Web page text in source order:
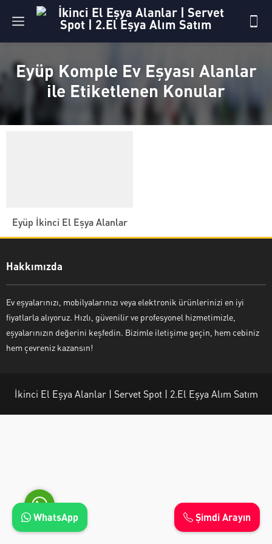
Eyüp Komple Ev Eşyası Alanlar
ile Etiketlenen Konular
Eyüp İkinci El Eşya Alanlar
Hakkımızda
Ev eşyalarınızı, mobilyalarınızı veya elektronik ürünlerinizi en iyi
fiyatlarla alıyoruz. Hızlı, güvenilir ve profesyonel hizmetimizle,
eşyalarınızın değerini keşfedin. Bizimle iletişime geçin, hem cebiniz
hem çevreniz kazansın!
İkinci El Eşya Alanlar | Servet Spot | 2.El Eşya Alım Satım
Ayşe Yılmaz
Şimdi Arayın
WhatsApp